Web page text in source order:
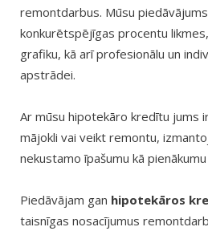
remontdarbus. Mūsu
konkurētspējīgas procentu
grafiku, kā arī profesionālu un
apstrādei.
Ar mūsu hipotekāro kredītu jums
mājokli vai veikt remontu,
nekustamo īpašumu kā
Piedāvājam gan hipotekāros
taisnīgas nosacījumus